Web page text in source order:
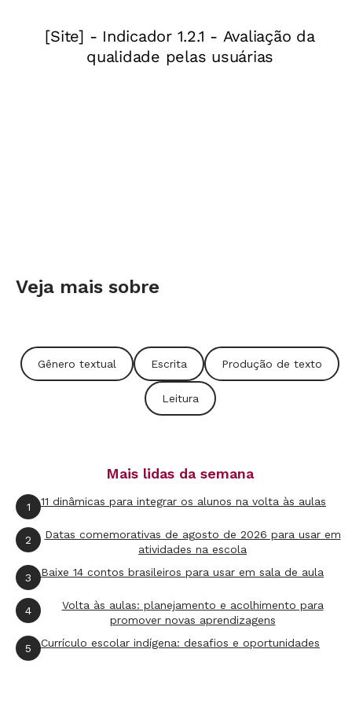
Práticas de linguagem primária
Veja mais sobre
Gênero textual Escrita Produção de texto
Leitura
Mais lidas da semana
1 11 dinâmicas para integrar os alunos na volta às aulas
2
Datas comemorativas de agosto de 2026 para usar em
atividades na escola
3 Baixe 14 contos brasileiros para usar em sala de aula
4
Volta às aulas: planejamento e acolhimento para
promover novas aprendizagens
5 Currículo escolar indígena: desafios e oportunidades